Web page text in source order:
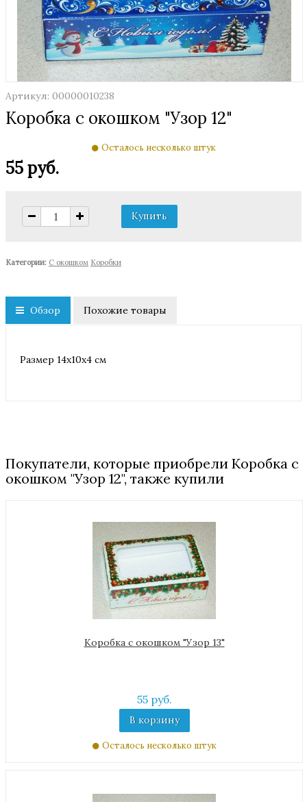
Артикул: 00000010238
Коробка с окошком "Узор 12"
Осталось несколько штук
55 руб.
Категории: С окошком Коробки
Обзор Похожие товары
Размер 14х10х4 см
Покупатели, которые приобрели Коробка с
окошком "Узор 12", также купили
Коробка с окошком "Узор 13"
55 руб.
В корзину
Осталось несколько штук